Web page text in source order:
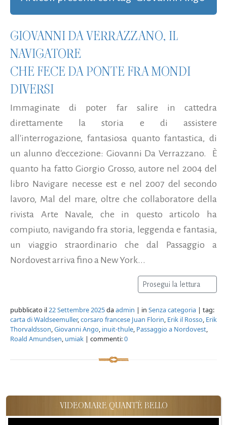
GIOVANNI DA VERRAZZANO, IL
NAVIGATORE
CHE FECE DA PONTE FRA MONDI
DIVERSI
Immaginate di poter far salire in cattedra
direttamente la storia e di assistere
all'interrogazione, fantasiosa quanto fantastica, di
un alunno d'eccezione: Giovanni Da Verrazzano. È
quanto ha fatto Giorgio Grosso, autore nel 2004 del
libro Navigare necesse est e nel 2007 del secondo
lavoro, Mal del mare, oltre che collaboratore della
rivista Arte Navale, che in questo articolo ha
compiuto, navigando fra storia, leggenda e fantasia,
un viaggio straordinario che dal Passaggio a
Nordovest arriva fino a New York...
Prosegui la lettura
pubblicato il22 Settembre 2025daadmin | in Senza categoria | tag:
carta di Waldseemuller,corsaro francese Juan Florin, Erik il Rosso, Erik
Thorvaldsson,Giovanni Ango, inuit-thule, Passaggio a Nordovest,
Roald Amundsen, umiak | commenti:0
VIDEOMARE QUANT'È BELLO